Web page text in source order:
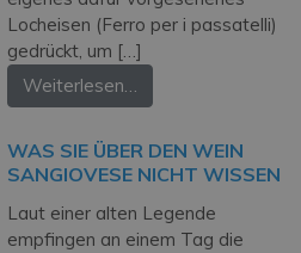
Locheisen (Ferro per i passatelli)
gedrückt, um […]
Weiterlesen…
WAS SIE ÜBER DEN WEIN
SANGIOVESE NICHT WISSEN
Laut einer alten Legende
empfingen an einem Tag die